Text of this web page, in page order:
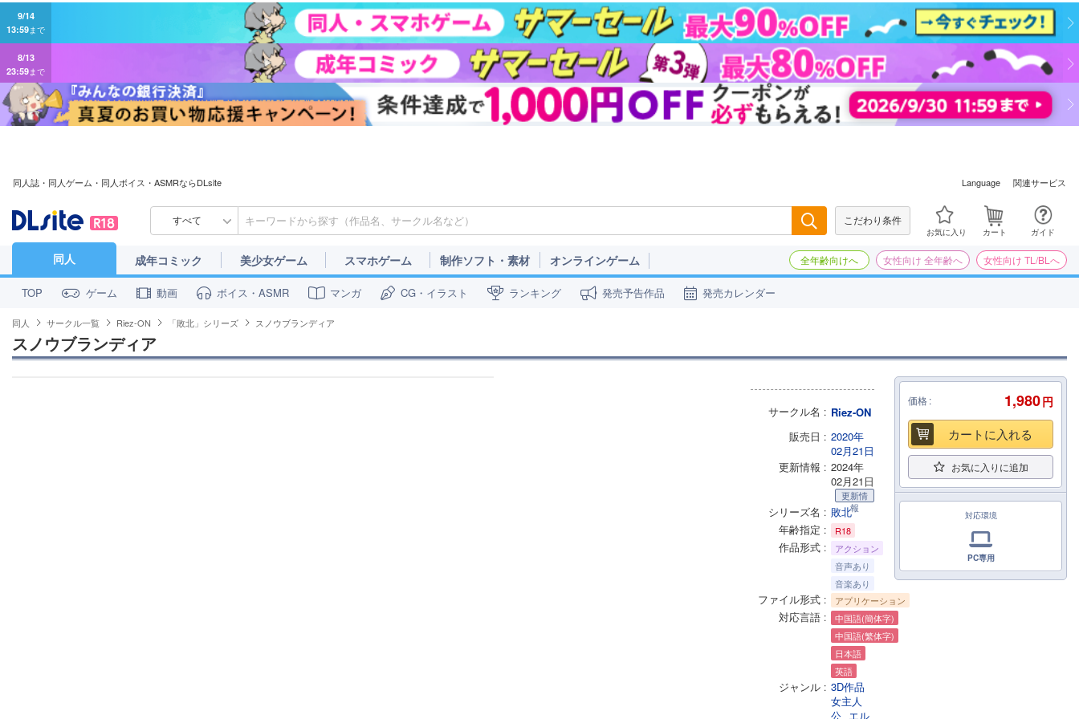
9/14
13:59まで
8/13
23:59まで
同人誌・同人ゲーム・同人ボイス・ASMRならDLsite Language 関連サービス
すべて こだわり条件
お気に入り カート ガイド
同人 成年コミック 美少女ゲーム スマホゲーム 制作ソフト・素材 オンラインゲーム 全年齢向けへ 女性向け 全年齢へ 女性向け TL/BLへ
TOP ゲーム 動画 ボイス・ASMR マンガ CG・イラスト ランキング 発売予告作品 発売カレンダー
同人 サークル一覧 Riez-ON 「敗北」シリーズ スノウブランディア
スノウブランディア
サークル名
Riez-ON
販売日
2020年
02月21日
更新情報
2024年
02月21日
更新情
報
シリーズ名
敗北
年齢指定
R18
作品形式
アクション
音声あり
音楽あり
ファイル形式 アプリケーション
対応言語
中国語(簡体字)
中国語(繁体字)
日本語
英語
ジャンル
3D作品
女主人
公 エル
価格 1,980円
カートに入れる
お気に入りに追加
対応環境
PC専用